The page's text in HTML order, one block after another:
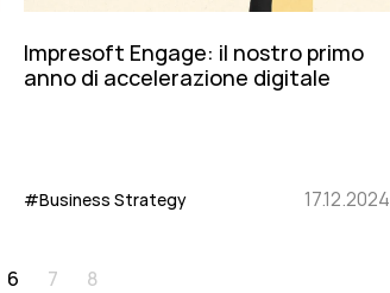
Impresoft Engage: il nostro primo
anno di accelerazione digitale
#Business Strategy 17.12.2024
6 7 8